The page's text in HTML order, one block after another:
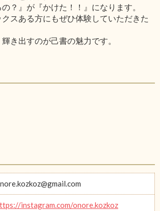
の？』が『かけた！！』になります。
スある方にもぜひ体験していただきた
き出すのが己書の魅力です。
instagram.com/onore.kozkoz